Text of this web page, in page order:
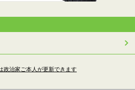
政治家ご本人が更新できます